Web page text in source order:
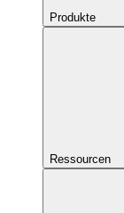
Produkte
Ressourcen